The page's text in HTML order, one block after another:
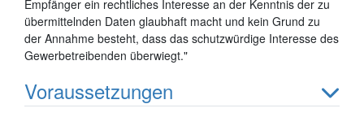
Empfänger ein rechtliches Interesse an der Kenntnis der zu
übermittelnden Daten glaubhaft macht und kein Grund zu
der Annahme besteht, dass das schutzwürdige Interesse des
Gewerbetreibenden überwiegt."
Voraussetzungen